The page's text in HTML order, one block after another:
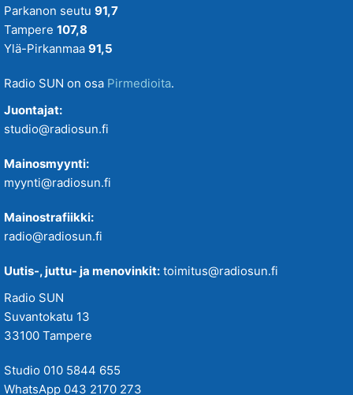
Parkanon seutu 91,7
Tampere 107,8
Ylä-Pirkanmaa 91,5
Radio SUN on osa Pirmedioita.
Juontajat:
studio@radiosun.fi
Mainosmyynti:
myynti@radiosun.fi
Mainostrafiikki:
radio@radiosun.fi
Uutis-, juttu- ja menovinkit: toimitus@radiosun.fi
Radio SUN
Suvantokatu 13
33100 Tampere
Studio 010 5844 655
WhatsApp 043 2170 273